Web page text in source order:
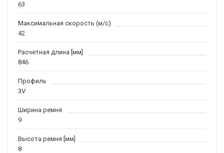
63
Максимальная скорость (м/c)
42
Расчетная длина [мм]
846
Профиль
3V
Ширина ремня
9
Высота ремня [мм]
8